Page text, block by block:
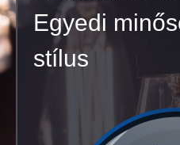
Egyedi
stílus
Egyedi
stílus